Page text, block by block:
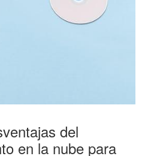
del
en la nube para